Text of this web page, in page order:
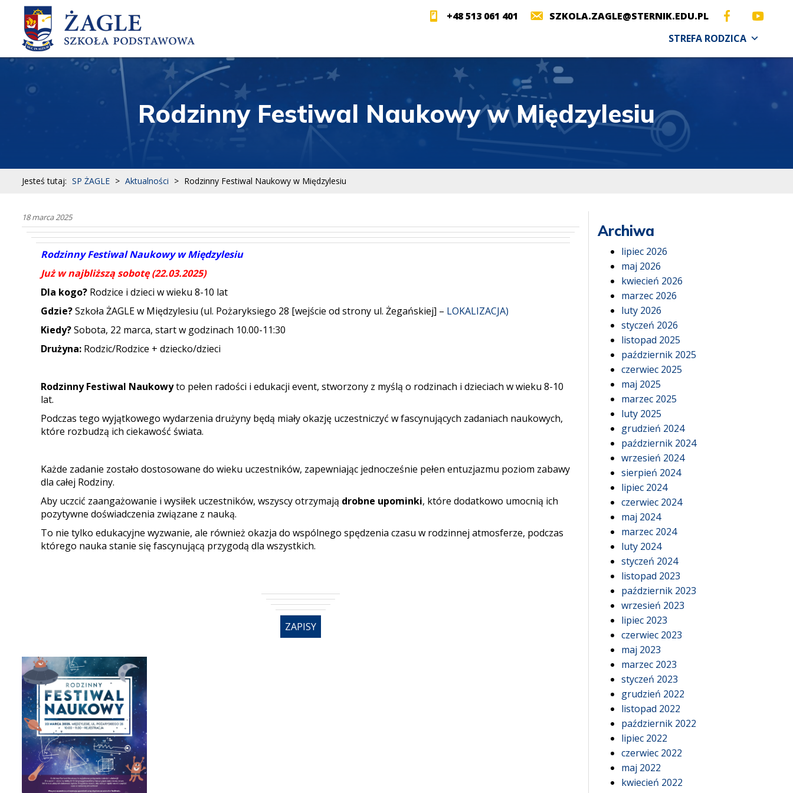
+48 513 061 401
SZKOLA.ZAGLE@STERNIK.EDU.PL
STREFA RODZICA
Rodzinny Festiwal Naukowy w Międzylesiu
Jesteś tutaj: SP ŻAGLE > Aktualności > Rodzinny Festiwal Naukowy w Międzylesiu
18 marca 2025
Rodzinny Festiwal Naukowy w Międzylesiu
Już w najbliższą sobotę (22.03.2025)
Dla kogo? Rodzice i dzieci w wieku 8-10 lat
Gdzie?Szkoła ŻAGLE w Międzylesiu (ul. Pożaryksiego 28 [wejście od strony ul. Żegańskiej] – LOKALIZACJA)
Kiedy?Sobota, 22 marca, start w godzinach 10.00-11:30
Drużyna: Rodzic/Rodzice + dziecko/dzieci
Rodzinny Festiwal Naukowyto pełen radości i edukacji event, stworzony z myślą o rodzinach i dzieciach w wieku 8-10
lat.
Podczas tego wyjątkowego wydarzenia drużyny będą miały okazję uczestniczyć w fascynujących zadaniach naukowych,
które rozbudzą ich ciekawość świata.
Każde zadanie zostało dostosowane do wieku uczestników, zapewniając jednocześnie pełen entuzjazmu poziom zabawy
dla całej Rodziny.
Aby uczcić zaangażowanie i wysiłek uczestników, wszyscy otrzymają drobne upominki, które dodatkowo umocnią ich
pozytywne doświadczenia związane z nauką.
To nie tylko edukacyjne wyzwanie, ale również okazja do wspólnego spędzenia czasu w rodzinnej atmosferze, podczas
którego nauka stanie się fascynującą przygodą dla wszystkich.
ZAPISY
Archiwa
lipiec 2026
maj 2026
kwiecień 2026
marzec 2026
luty 2026
styczeń 2026
listopad 2025
październik 2025
czerwiec 2025
maj 2025
marzec 2025
luty 2025
grudzień 2024
październik 2024
wrzesień 2024
sierpień 2024
lipiec 2024
czerwiec 2024
maj 2024
marzec 2024
luty 2024
styczeń 2024
listopad 2023
październik 2023
wrzesień 2023
lipiec 2023
czerwiec 2023
maj 2023
marzec 2023
styczeń 2023
grudzień 2022
listopad 2022
październik 2022
lipiec 2022
czerwiec 2022
maj 2022
kwiecień 2022